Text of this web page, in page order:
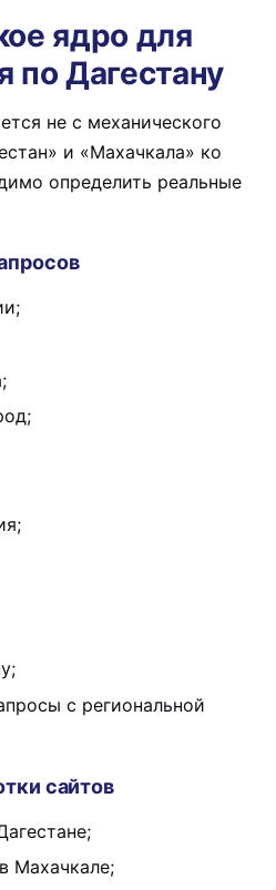
ядро для
по Дагестану
не с механического
и «Махачкала» ко
определить реальные
с региональной
сайтов
Махачкале;